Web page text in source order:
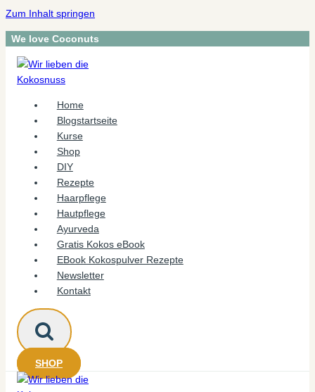
Zum Inhalt springen
We love Coconuts
Home
Blogstartseite
Kurse
Shop
DIY
Rezepte
Haarpflege
Hautpflege
Ayurveda
Gratis Kokos eBook
EBook Kokospulver Rezepte
Newsletter
Kontakt
SHOP